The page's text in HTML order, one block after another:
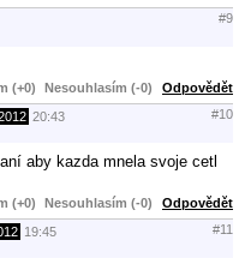
#9
(+0) Nesouhlasím (-0) Odpovědět
20:43 #10
aby kazda mnela svoje cetl
(+0) Nesouhlasím (-0) Odpovědět
19:45 #11